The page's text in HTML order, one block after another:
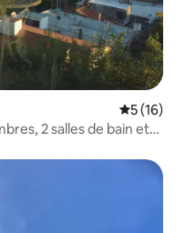
5 (16)
2 salles de bain et